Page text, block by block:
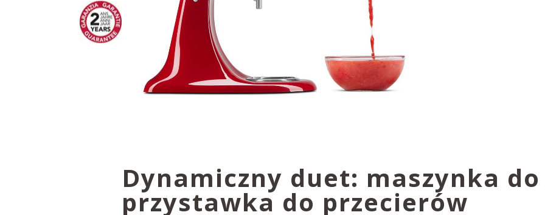
Dynamiczny duet: maszynka
przystawka do przecierów